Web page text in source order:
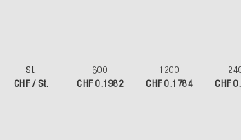
St.
CHF / St.
600
CHF 0.1982
1200
CHF 0.1784
CHF